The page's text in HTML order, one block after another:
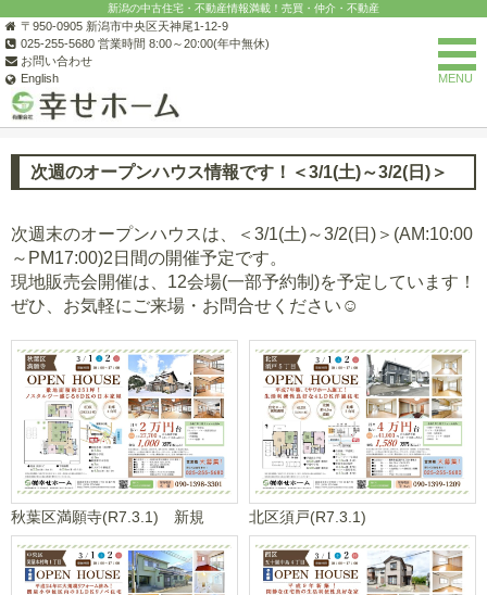
新潟の中古住宅・不動産情報満載！売買・仲介・不動産
〒950-0905 新潟市中央区天神尾1-12-9
025-255-5680 営業時間 8:00～20:00(年中無休)
お問い合わせ
English
MENU
(有)幸せホーム オープンハウス情報
次週のオープンハウス情報です！＜3/1(土)～3/2(日)＞
次週末のオープンハウスは、＜3/1(土)～3/2(日)＞(AM:10:00
～PM17:00)2日間の開催予定です。
現地販売会開催は、12会場(一部予約制)を予定しています！
ぜひ、お気軽にご来場・お問合せください☺
秋葉区満願寺(R7.3.1) 新規 北区須戸(R7.3.1)